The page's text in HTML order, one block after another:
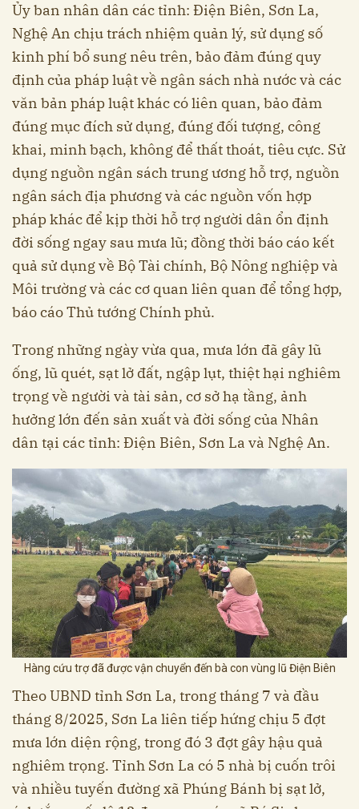
Ủy ban nhân dân các tỉnh: Điện Biên, Sơn La,
Nghệ An chịu trách nhiệm quản lý, sử dụng số
kinh phí bổ sung nêu trên, bảo đảm đúng quy
định của pháp luật về ngân sách nhà nước và các
văn bản pháp luật khác có liên quan, bảo đảm
đúng mục đích sử dụng, đúng đối tượng, công
khai, minh bạch, không để thất thoát, tiêu cực. Sử
dụng nguồn ngân sách trung ương hỗ trợ, nguồn
ngân sách địa phương và các nguồn vốn hợp
pháp khác để kịp thời hỗ trợ người dân ổn định
đời sống ngay sau mưa lũ; đồng thời báo cáo kết
quả sử dụng về Bộ Tài chính, Bộ Nông nghiệp và
Môi trường và các cơ quan liên quan để tổng hợp,
báo cáo Thủ tướng Chính phủ.
Trong những ngày vừa qua, mưa lớn đã gây lũ
ống, lũ quét, sạt lở đất, ngập lụt, thiệt hại nghiêm
trọng về người và tài sản, cơ sở hạ tầng, ảnh
hưởng lớn đến sản xuất và đời sống của Nhân
dân tại các tỉnh: Điện Biên, Sơn La và Nghệ An.
Hàng cứu trợ đã được vận chuyển đến bà con vùng lũ Điện Biên
Theo UBND tỉnh Sơn La, trong tháng 7 và đầu
tháng 8/2025, Sơn La liên tiếp hứng chịu 5 đợt
mưa lớn diện rộng, trong đó 3 đợt gây hậu quả
nghiêm trọng. Tỉnh Sơn La có 5 nhà bị cuốn trôi
và nhiều tuyến đường xã Phúng Bánh bị sạt lở,